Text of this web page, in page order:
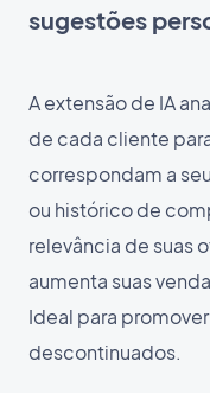
sugestões
A extensão de IA
de cada cliente
correspondam a
ou histórico de
relevância de suas
aumenta suas
Ideal para
descontinuados.